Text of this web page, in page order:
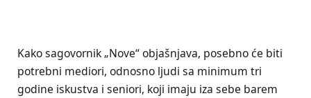
Kako sagovornik „Nove“ objašnjava, posebno će biti
potrebni mediori, odnosno ljudi sa minimum tri
godine iskustva i seniori, koji imaju iza sebe barem